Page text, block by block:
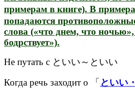
примерам в книге). В
попадаются
слова («что днем, что ночью»,
бодрствует»).
Не путать с といい～といい
Когда речь заходит о 「 といい